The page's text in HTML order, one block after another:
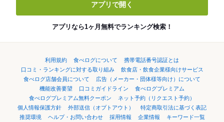
アプリで開く
アプリなら1ヶ月無料でランキング検索！
利用規約 食べログについて
携帯電話番号認証とは
口コミ・ランキングに対する取り組み
飲食店・飲食企業様向けサービス
食べログ店舗会員について
広告（メーカー・団体様等向け）について
機能改善要望
口コミガイドライン
食べログプレミアム
食べログプレミアム無料クーポン
ネット予約（リクエスト予約）
個人情報保護方針
外部送信（オプトアウト）
特定商取引法に基づく表記
推奨環境
ヘルプ・お問い合わせ 採用情報 企業情報
キーワード一覧